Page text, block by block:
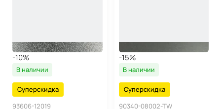
-10%
В наличии
Суперскидка
93606-12019
-15%
В наличии
Суперскидка
90340-08002-TW